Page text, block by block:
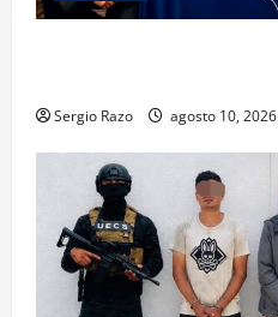
Sergio Razo agosto 10, 2026